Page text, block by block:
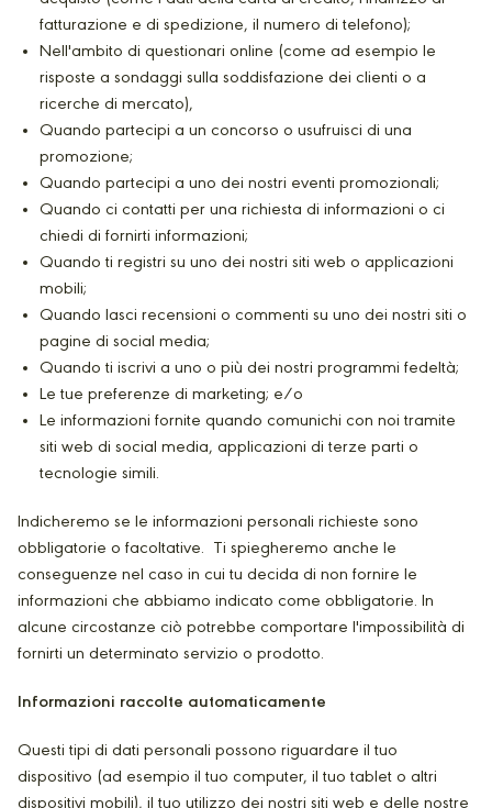
fatturazione e di spedizione, il numero di telefono);
Nell'ambito di questionari online (come ad esempio le
risposte a sondaggi sulla soddisfazione dei clienti o a
ricerche di mercato),
Quando partecipi a un concorso o usufruisci di una
promozione;
Quando partecipi a uno dei nostri eventi promozionali;
Quando ci contatti per una richiesta di informazioni o ci
chiedi di fornirti informazioni;
Quando ti registri su uno dei nostri siti web o applicazioni
mobili;
Quando lasci recensioni o commenti su uno dei nostri siti o
pagine di social media;
Quando ti iscrivi a uno o più dei nostri programmi fedeltà;
Le tue preferenze di marketing; e/o
Le informazioni fornite quando comunichi con noi tramite
siti web di social media, applicazioni di terze parti o
tecnologie simili.
Indicheremo se le informazioni personali richieste sono
obbligatorie o facoltative. Ti spiegheremo anche le
conseguenze nel caso in cui tu decida di non fornire le
informazioni che abbiamo indicato come obbligatorie. In
alcune circostanze ciò potrebbe comportare l'impossibilità di
fornirti un determinato servizio o prodotto.
Informazioni raccolte automaticamente
Questi tipi di dati personali possono riguardare il tuo
dispositivo (ad esempio il tuo computer, il tuo tablet o altri
dispositivi mobili), il tuo utilizzo dei nostri siti web e delle nostre